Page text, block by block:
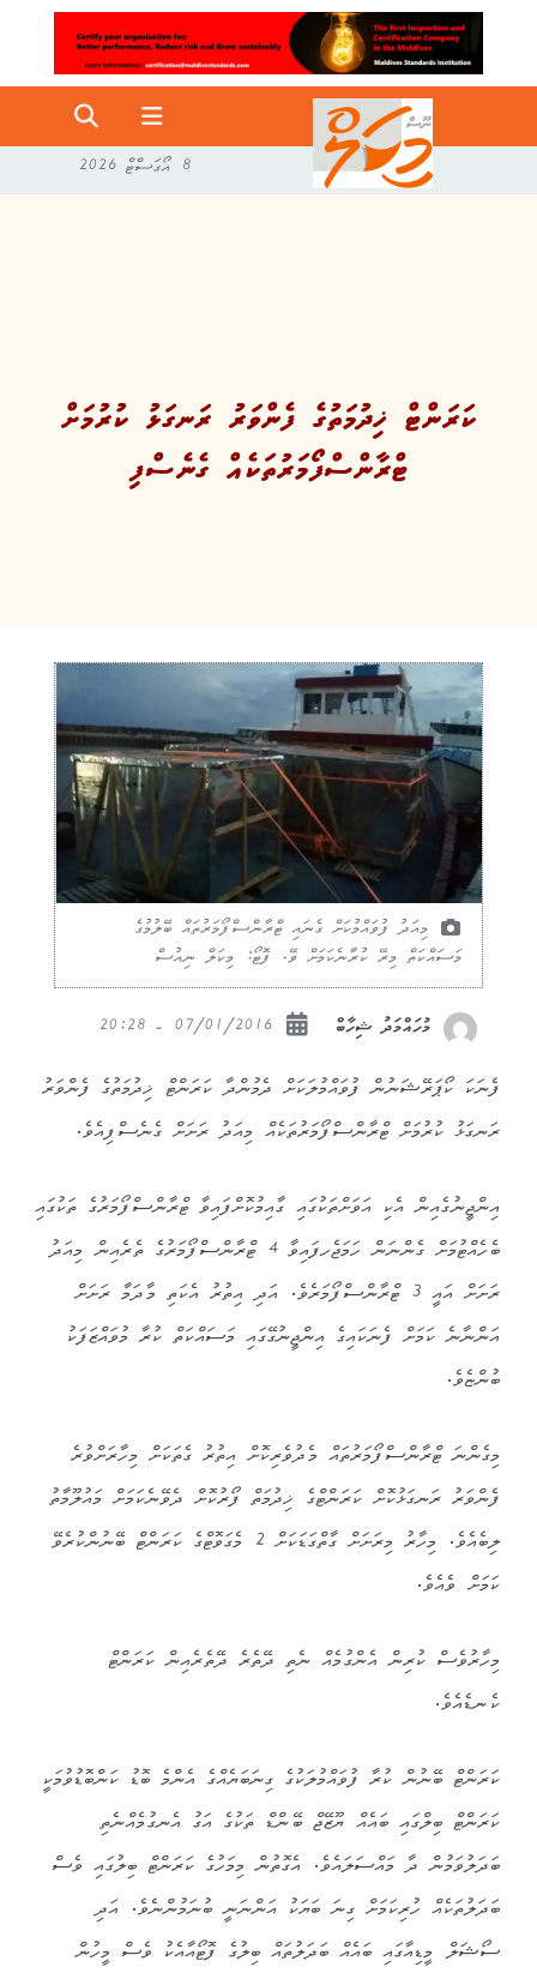
8 އޯގަސްޓް 2026
ކަރަންޓް ޚިދުމަތުގެ ފެންވަރު ރަނގަޅު ކުރުމަށް
ޓްރާންސްފޯމަރުތަކެއް ގެނެސްފި
މިއަދު ފުވައްމުކަށް ގެނައި ޓްރާންސްފޯމަރުތައް ބޭލުމުގެ
މަސައްކަތް މިރޭ ކުރާނެކަމަށް ވޭ. ފޮޓޯ: މިކަލް ނިއުސް
މުހައްމަދު ޝިހާބް
ފެނަކަ ކޯޕަރޭޝަނުން ފުވައްމުލަކަށް ދެމުންދާ ކަރަންޓް ޚިދުމަތުގެ ފެންވަރު
ރަނގަޅު ކުރުމަށް ޓްރާންސްފޯމަރުތަކެއް މިއަދު ރަށަށް ގެނެސްފިއެވެ.
އިންޖީނުގެއިން އެކި އަވަށްތަކުގައި ގާއިމުކޮށްފައިވާ ޓްރާންސްފޯމަރުގެ ތަކުގައި
ބެހެއްޓުމަށް ގެންނަން ހަމަޖެހފައިވާ 4 ޓްރާންސްފޯމަރުގެ ތެރެއިން މިއަދު
ރަށަށް އައީ 3 ޓްރާންސްފޯމަރެވެ. އަދި އިތުރު އެކަތި މާދަމާ ރަށަށް
އަންނާނެ ކަމަށް ފެނަކައިގެ އިންޖީނުގޭގައި މަސައްކަތް ކުރާ މުވައްޒަފަކު
ބުންޏެވެ.
މިގެންނަ ޓްރާންސްފޯމަރުތައް މެދުވެރިކޮށް އިތުރު ގެތަކަށް މިހާރަށްވުރެ
ފެންވަރު ރަނގަޅުކޮށް ކަރަންޓްގެ ޚިދުމަތް ފޯރުކޮށް ދެވޭނެކަމަށް މައުލޫމާތު
ލިބެއެވެ. މިހާރު މިރަށަށް ގާތްގަޑަކަށް 2 މެގަވޮޓްގެ ކަރަންޓް ބޭނުންކުރެވޭ
ކަމަށް ވެއެވެ.
މިހާރުވެސް ކުރިން އެންގުމެއް ނެތި ދޭތެރެ ދޭތެރެއިން ކަރަންޓް
ކެނޑެއެވެ.
ކަރަންޓް ބޭނުން ކުރާ ފުވައްމުލަކުގެ ގިނަބަޔެއްގެ އެންމެ ބޮޑު ކަންބޮޑުވުމަކީ
ކަރަންޓް ބިލްގައި ބައެއް ޔޫޒޭޖް ބޭންޑް ތަކުގެ އަގު އެނގުމެއްނެތި
ބަދަލުވަމުން ދާ މައްސަލައެވެ. އެގޮތުން މިމަހުގެ ކަރަންޓް ބިލުގައި ވެސް
ބަދަލުތަކެއް ހުރިކަމަށް ގިނަ ބަޔަކު އަންނަނީ ބުނަމުންނެވެ. އަދި
ސޯޝަލް މީޑިއާގައި ބައެއް ބަދަލުތައް ބިލުގެ ފޮޓޯއާއެކު ވެސް މީހުން